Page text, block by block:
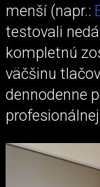
menší (napr.:
testovali
kompletnú
väčšinu
dennodenne